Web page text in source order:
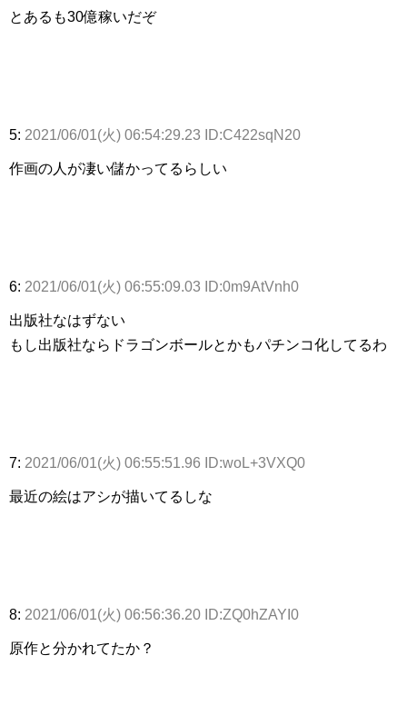
とあるも30億稼いだぞ
5: 2021/06/01(火) 06:54:29.23 ID:C422sqN20
作画の人が凄い儲かってるらしい
6: 2021/06/01(火) 06:55:09.03 ID:0m9AtVnh0
出版社なはずない
もし出版社ならドラゴンボールとかもパチンコ化してるわ
7: 2021/06/01(火) 06:55:51.96 ID:woL+3VXQ0
最近の絵はアシが描いてるしな
8: 2021/06/01(火) 06:56:36.20 ID:ZQ0hZAYI0
原作と分かれてたか？